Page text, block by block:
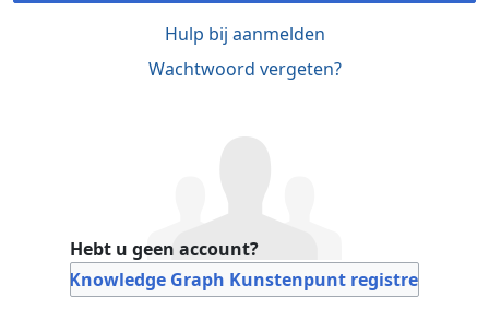
Hulp bij aanmelden
Wachtwoord vergeten?
Hebt u geen account?
Bij Knowledge Graph Kunstenpunt registreren